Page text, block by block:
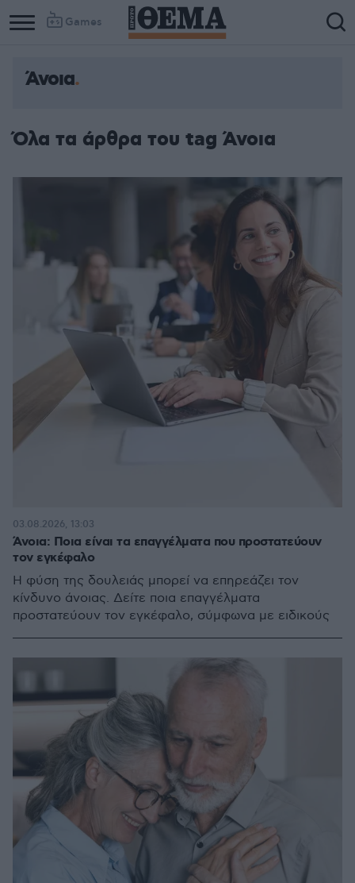
Games
Άνοια
Όλα τα άρθρα του tag Άνοια
Άνοια: Ποια είναι τα επαγγέλματα που προστατεύουν
τον εγκέφαλο
Η φύση της δουλειάς μπορεί να επηρεάζει τον
κίνδυνο άνοιας. Δείτε ποια επαγγέλματα
προστατεύουν τον εγκέφαλο, σύμφωνα με ειδικούς
03.08.2026, 13:03